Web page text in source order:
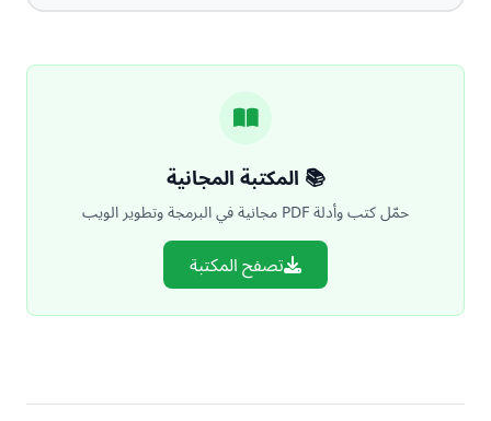
📚 المكتبة المجانية
حمّل كتب وأدلة PDF مجانية في البرمجة وتطوير الويب
تصفح المكتبة